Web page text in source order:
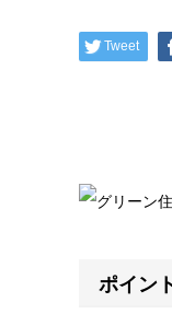
Tweet
ポイン